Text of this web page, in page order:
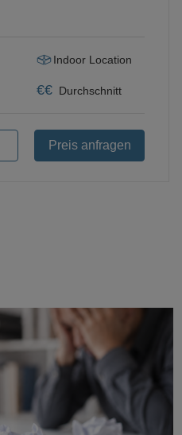
Indoor Location
€€ Durchschnitt
Preis anfragen
Loading...